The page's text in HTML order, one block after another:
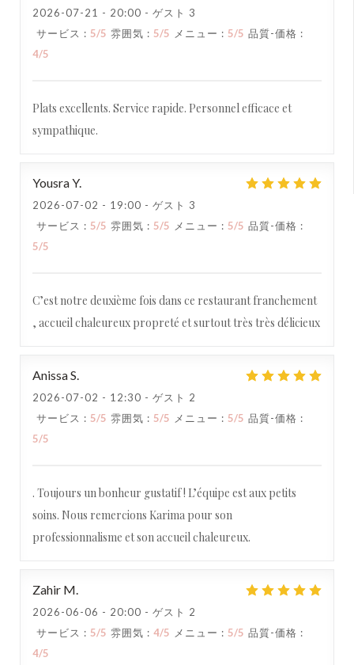
2026-07-21 - 20:00 - ゲスト 3
サービス : 5/5 雰囲気 : 5/5 メニュー : 5/5 品質-価格 :
4/5
Plats excellents. Service rapide. Personnel efficace et
sympathique.
YousraY
2026-07-02 - 19:00 - ゲスト 3
サービス : 5/5 雰囲気 : 5/5 メニュー : 5/5 品質-価格 :
5/5
C’est notre deuxième fois dans ce restaurant franchement
, accueil chaleureux propreté et surtout très très délicieux
AnissaS
2026-07-02 - 12:30 - ゲスト 2
サービス : 5/5 雰囲気 : 5/5 メニュー : 5/5 品質-価格 :
5/5
. Toujours un bonheur gustatif ! L’équipe est aux petits
soins. Nous remercions Karima pour son
professionnalisme et son accueil chaleureux.
Zahir M
2026-06-06 - 20:00 - ゲスト 2
サービス : 5/5 雰囲気 : 4/5 メニュー : 5/5 品質-価格 :
4/5